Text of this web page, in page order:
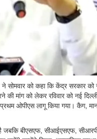
को कहा कि केंद्र सरकार को
मांग को लेकर रविवार को नई
ओपीएस लागू किया गया। कैग,
जबकि बीएसएफ, सीआईएसएफ,